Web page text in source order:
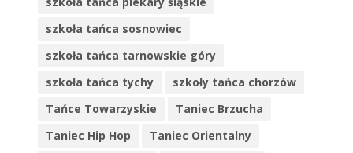
szkoła tańca sosnowiec
szkoła tańca tarnowskie góry
szkoła tańca tychy
szkoły tańca chorzów
Tańce Towarzyskie
Taniec Brzucha
Taniec Hip Hop
Taniec Orientalny